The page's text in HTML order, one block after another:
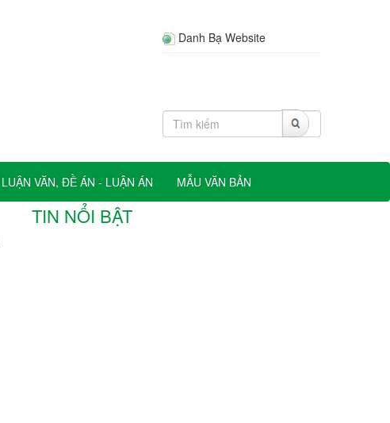
Danh Bạ Website
LUẬN VĂN, ĐỀ ÁN - LUẬN ÁN MẪU VĂN BẢN
TIN NỔI BẬT